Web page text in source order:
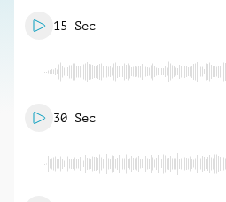
15 Sec
30 Sec